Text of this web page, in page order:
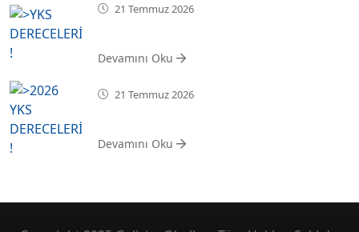
21 Temmuz 2026
Devamını Oku
21 Temmuz 2026
Devamını Oku